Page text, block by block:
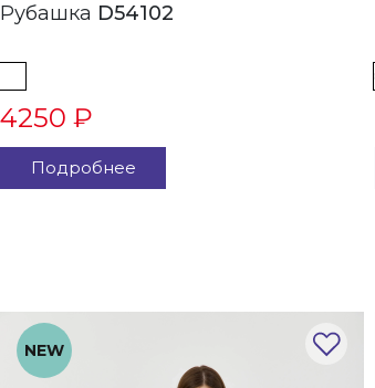
Рубашка D54102
4250 ₽
Подробнее
NEW